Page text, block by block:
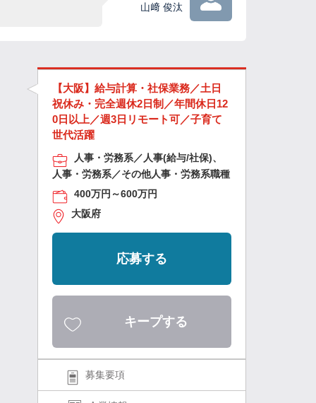
山﨑 俊汰
【大阪】給与計算・社保業務／土日
祝休み・完全週休2日制／年間休日12
0日以上／週3日リモート可／子育て
世代活躍
人事・労務系／人事(給与/社保)、
人事・労務系／その他人事・労務系職種
400万円～600万円
大阪府
応募する
キープする
募集要項